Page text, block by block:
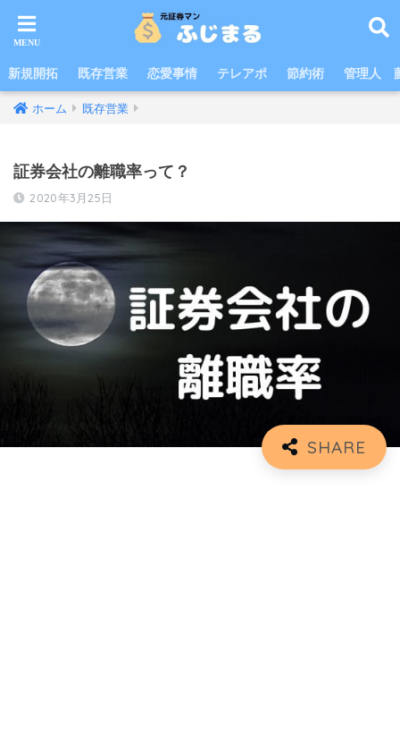
新規開拓 既存営業 恋愛事情 テレアポ 節約術 管理人
ホーム 既存営業
証券会社の離職率って？
2020年3月25日